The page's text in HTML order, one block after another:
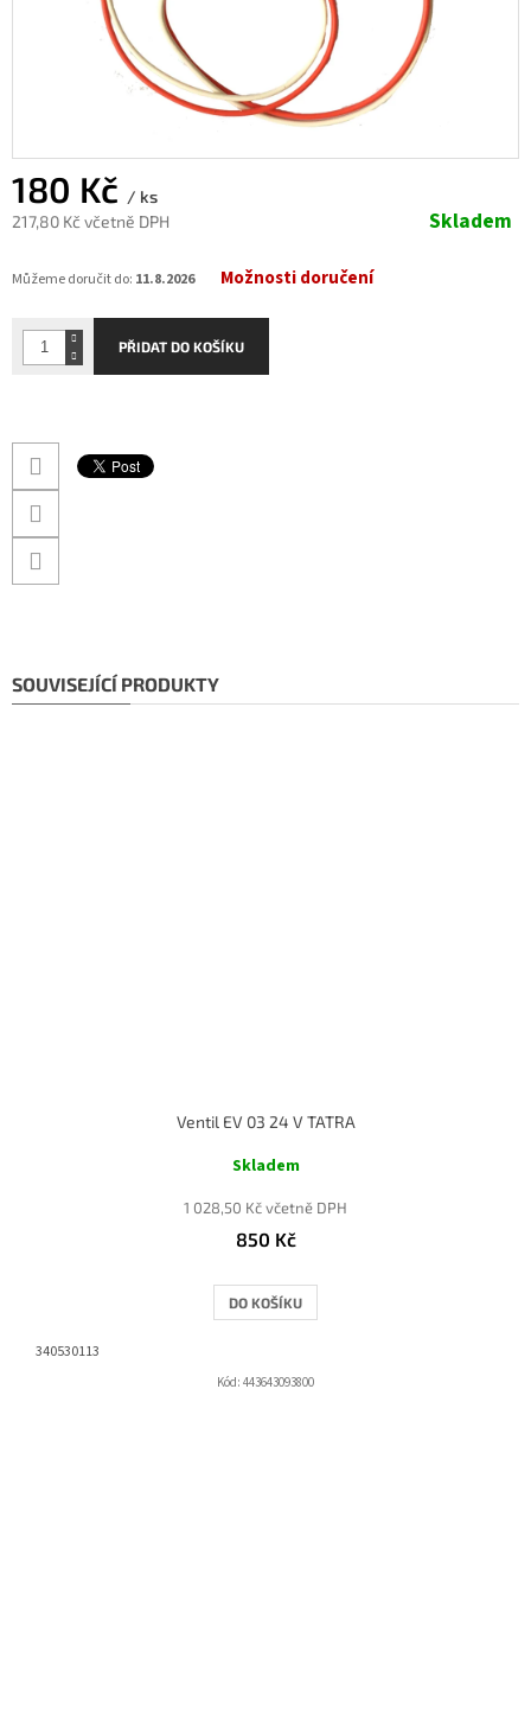
180 Kč / ks
217,80 Kč včetně DPH
cena:
Skladem
Můžeme doručit do: 11.8.2026 Možnosti doručení
PŘIDAT DO KOŠÍKU
SOUVISEJÍCÍ PRODUKTY
Ventil EV 03 24 V TATRA
Skladem
1 028,50 Kč včetně DPH
850 Kč
DO KOŠÍKU
340530113
Kód: 443643093800